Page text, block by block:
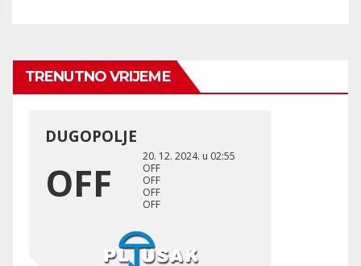
TRENUTNO VRIJEME